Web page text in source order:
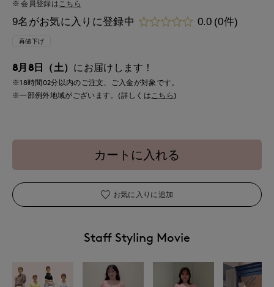
会員登録はこちら
9名がお気に入りに登録中 0.0 (0件)
再値下げ
8月8日（土） にお届けします！
※18時間02分以内のご注文、ご入金が対象です。
※一部例外地域がございます。(詳しくは こちら )
カートに入れる
お気に入りに追加
Staff Styling Movie